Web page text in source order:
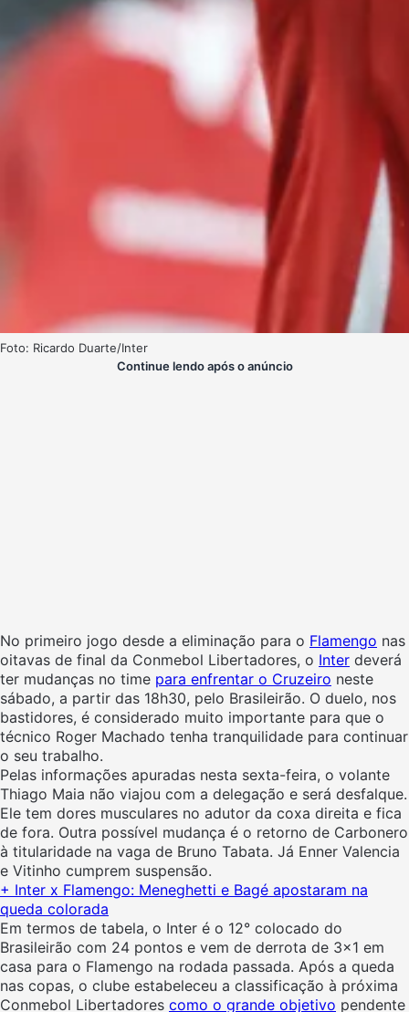
Foto: Ricardo Duarte/Inter
Continue lendo após o anúncio
No primeiro jogo desde a eliminação para o Flamengo nas
oitavas de final da Conmebol Libertadores, o Inter deverá
ter mudanças no time para enfrentar o Cruzeiro neste
sábado, a partir das 18h30, pelo Brasileirão. O duelo, nos
bastidores, é considerado muito importante para que o
técnico Roger Machado tenha tranquilidade para continuar
o seu trabalho.
Pelas informações apuradas nesta sexta-feira, o volante
Thiago Maia não viajou com a delegação e será desfalque.
Ele tem dores musculares no adutor da coxa direita e fica
de fora. Outra possível mudança é o retorno de Carbonero
à titularidade na vaga de Bruno Tabata. Já Enner Valencia
e Vitinho cumprem suspensão.
+ Inter x Flamengo: Meneghetti e Bagé apostaram na
queda colorada
Em termos de tabela, o Inter é o 12° colocado do
Brasileirão com 24 pontos e vem de derrota de 3×1 em
casa para o Flamengo na rodada passada. Após a queda
nas copas, o clube estabeleceu a classificação à próxima
Conmebol Libertadores como o grande objetivo pendente